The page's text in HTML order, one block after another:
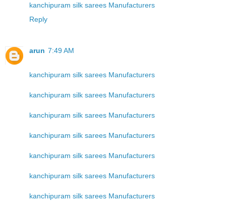
kanchipuram silk sarees Manufacturers
Reply
arun 7:49 AM
kanchipuram silk sarees Manufacturers
kanchipuram silk sarees Manufacturers
kanchipuram silk sarees Manufacturers
kanchipuram silk sarees Manufacturers
kanchipuram silk sarees Manufacturers
kanchipuram silk sarees Manufacturers
kanchipuram silk sarees Manufacturers